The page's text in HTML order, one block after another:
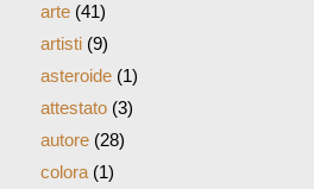
arte(41)
artisti(9)
asteroide(1)
attestato(3)
autore(28)
colora(1)